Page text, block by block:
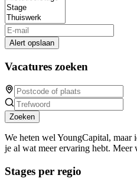
Alert opslaan
Vacatures zoeken
Zoeken
We heten wel YoungCapital, maar
je al wat meer ervaring hebt. Meer
Stages per regio